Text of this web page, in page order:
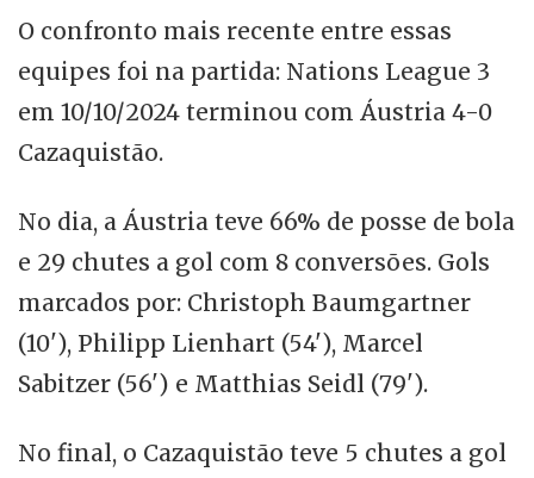
O confronto mais recente entre essas
equipes foi na partida: Nations League 3
em 10/10/2024 terminou com Áustria 4-0
Cazaquistão.
No dia, a Áustria teve 66% de posse de bola
e 29 chutes a gol com 8 conversões. Gols
marcados por: Christoph Baumgartner
(10'), Philipp Lienhart (54'), Marcel
Sabitzer (56') e Matthias Seidl (79').
No final, o Cazaquistão teve 5 chutes a gol